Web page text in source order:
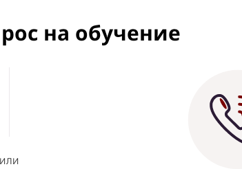
на обучение
или